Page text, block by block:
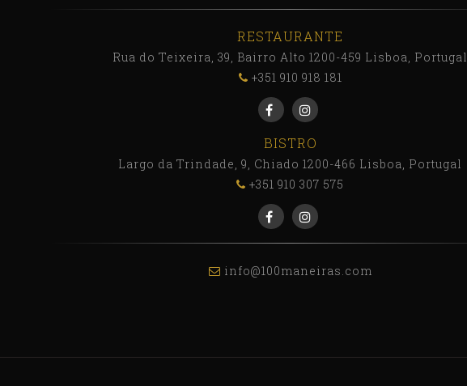
RESTAURANTE
Rua do Teixeira, 39, Bairro Alto 1200-459 Lisboa, Portugal
+351 910 918 181
BISTRO
Largo da Trindade, 9, Chiado 1200-466 Lisboa, Portugal
+351 910 307 575
info@100maneiras.com